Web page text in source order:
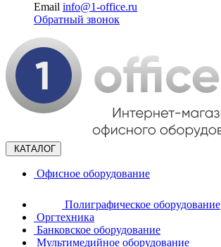
Email info@1-office.ru
Обратный звонок
КАТАЛОГ
Офисное оборудование
Полиграфическое оборудование
Оргтехника
Банковское оборудование
Мультимедийное оборудование